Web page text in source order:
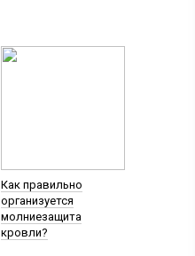
Как правильно
организуется
молниезащита
кровли?